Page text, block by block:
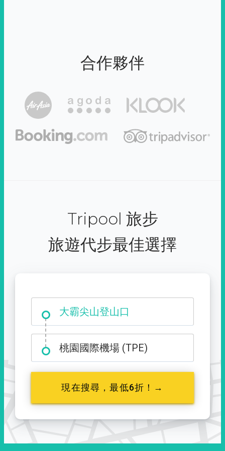
合作夥伴
Tripool 旅步
旅遊代步最佳選擇
大霸尖山登山口
桃園國際機場 (TPE)
現在搜尋，最低6折！→